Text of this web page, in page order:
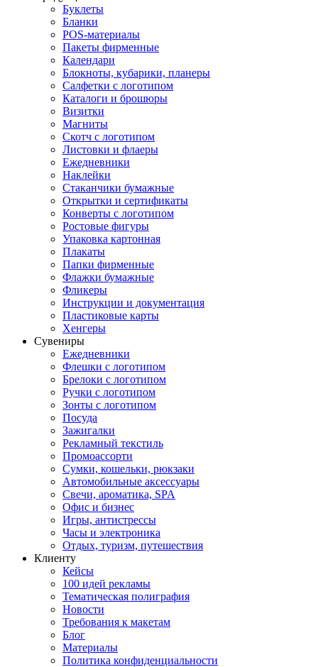
Буклеты
Бланки
POS-материалы
Пакеты фирменные
Календари
Блокноты, кубарики, планеры
Салфетки с логотипом
Каталоги и брошюры
Визитки
Магниты
Скотч с логотипом
Листовки и флаеры
Ежедневники
Наклейки
Стаканчики бумажные
Открытки и сертификаты
Конверты с логотипом
Ростовые фигуры
Упаковка картонная
Плакаты
Папки фирменные
Флажки бумажные
Фликеры
Инструкции и документация
Пластиковые карты
Хенгеры
Сувениры
Ежедневники
Флешки с логотипом
Брелоки с логотипом
Ручки с логотипом
Зонты с логотипом
Посуда
Зажигалки
Рекламный текстиль
Промоассорти
Сумки, кошельки, рюкзаки
Автомобильные аксессуары
Свечи, ароматика, SPA
Офис и бизнес
Игры, антистрессы
Часы и электроника
Отдых, туризм, путешествия
Клиенту
Кейсы
100 идей рекламы
Тематическая полиграфия
Новости
Требования к макетам
Блог
Материалы
Политика конфиденциальности